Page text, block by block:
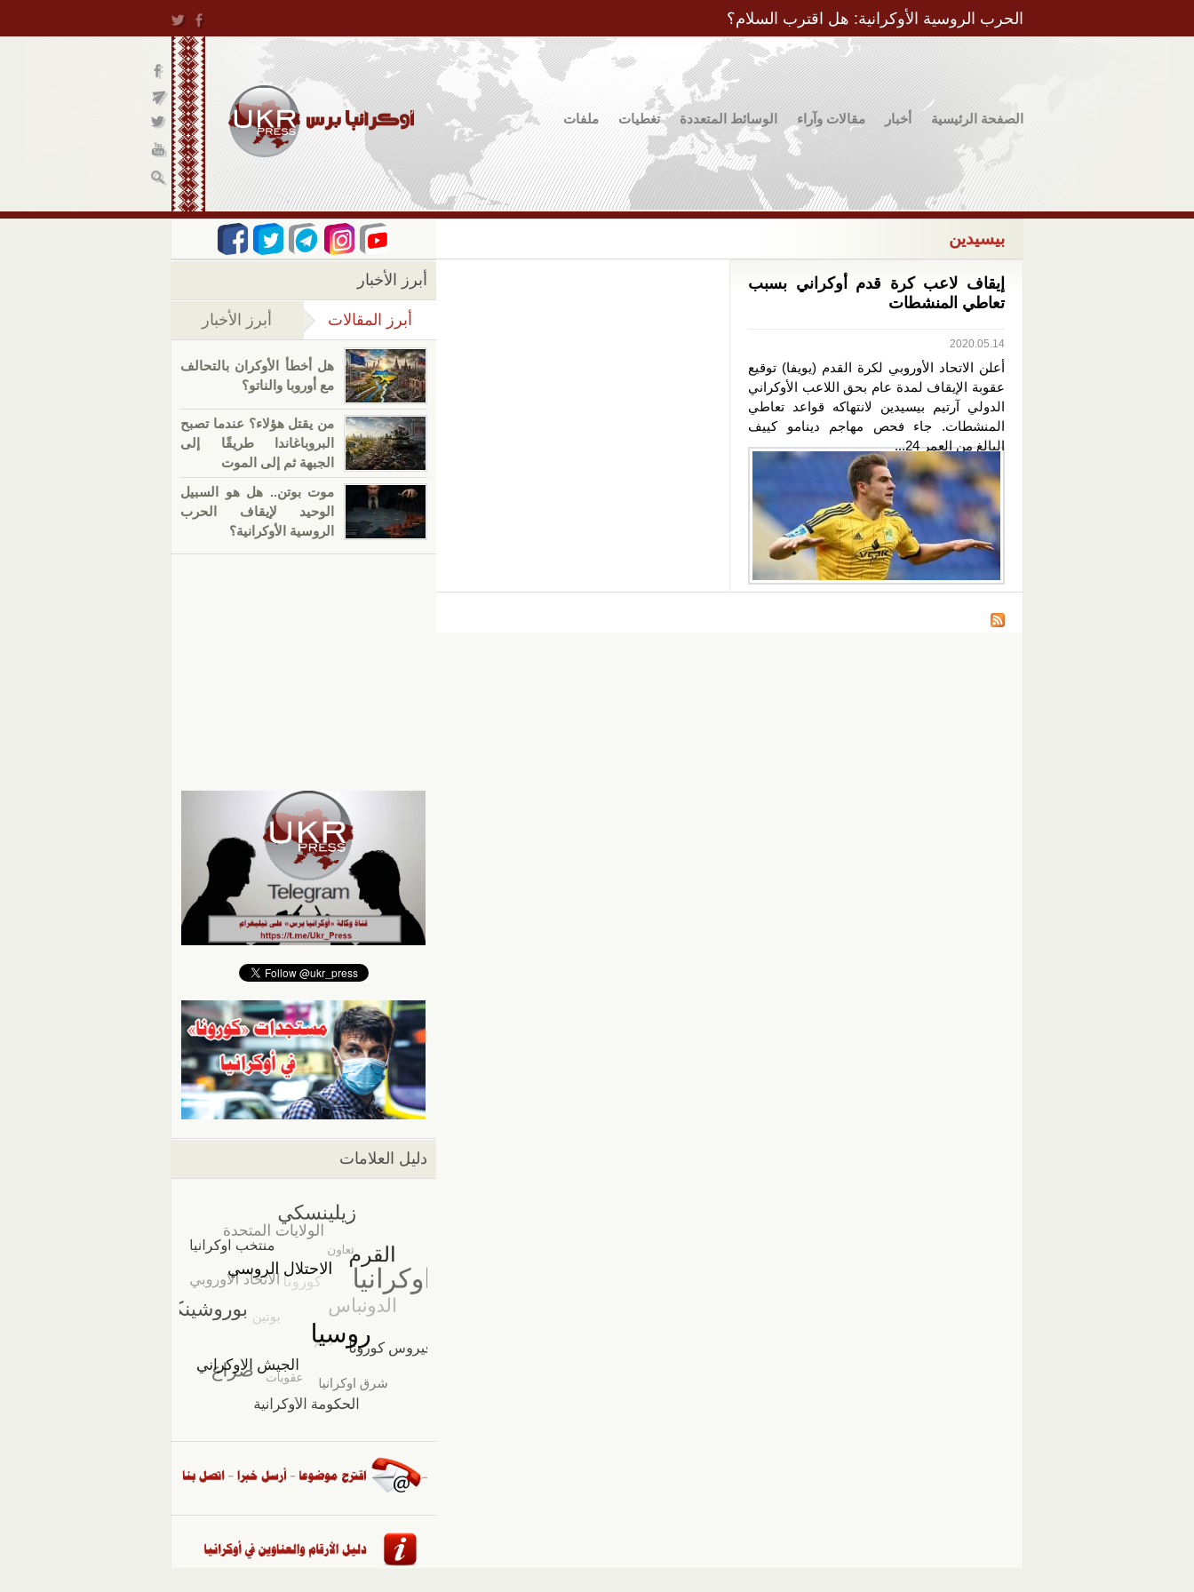
الحرب الروسية الأوكرانية: هل اقترب السلام؟
الصفحة الرئيسية أخبار مقالات وآراء الوسائط المتعددة تغطيات ملفات
بيسيدين
إيقاف لاعب كرة قدم أوكراني بسبب
تعاطي المنشطات
2020.05.14
أعلن الاتحاد الأوروبي لكرة القدم (يويفا) توقيع
عقوبة الإيقاف لمدة عام بحق اللاعب الأوكراني
الدولي آرتيم بيسيدين لانتهاكه قواعد تعاطي
المنشطات. جاء فحص مهاجم دينامو كييف
البالغ من العمر 24...
أبرز الأخبار
أبرز المقالات (علامة التبويب النشطة)
أبرز الأخبار
هل أخطأ الأوكران بالتحالف
مع أوروبا والناتو؟
من يقتل هؤلاء؟ عندما تصبح
البروباغاندا طريقًا إلى
الجبهة ثم إلى الموت
موت بوتن.. هل هو السبيل
الوحيد لإيقاف الحرب
الروسية الأوكرانية؟
دليل العلامات